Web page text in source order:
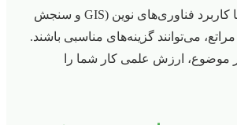
جانوری در مراتع، یا کاربرد فناوری‌های نوین (GIS و سنجش
می‌توانند گزینه‌های مناسبی باشند.
موضوع، ارزش علمی کار شما را